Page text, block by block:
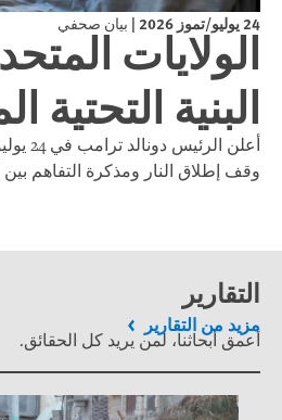
24 يوليو/تموز 2026 | بيان صحفيالولايات
البنية التحتية
وقف إطلاق النار ومذكرة التفاهم بين
التقارير
مزيد من التقارير
أعمق أبحاثنا، لمن يريد كل الحقائق.